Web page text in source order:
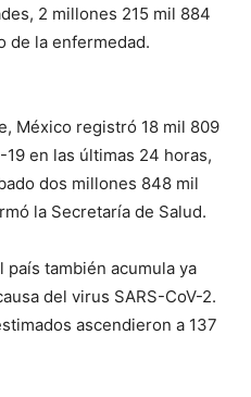
2 millones 215 mil 884
de la enfermedad.
México registró 18 mil 809
en las últimas 24 horas,
dos millones 848 mil
la Secretaría de Salud.
también acumula ya
del virus SARS-CoV-2.
ascendieron a 137